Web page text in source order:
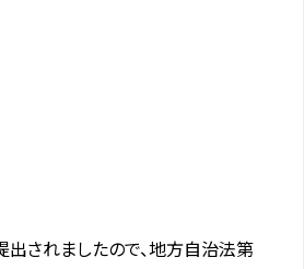
されましたので、地方自治法第